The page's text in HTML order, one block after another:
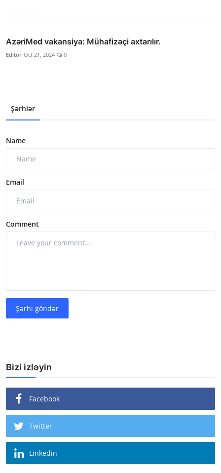
AzəriMed vakansiya: Mühafizəçi axtarılır.
Editor Oct 21, 2024 0
Şərhlər
Name
Email
Comment
Şərhi göndər
Bizi izləyin
Facebook
Twitter
Linkedin